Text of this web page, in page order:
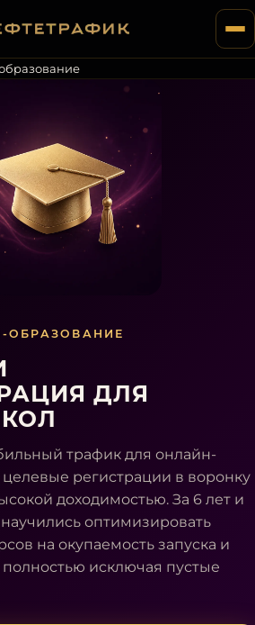
ОБРАЗОВАНИЕ
ДЛЯ
трафик для онлайн-
регистрации в воронку
доходимостью. За 6 лет и
оптимизировать
на окупаемость запуска и
полностью исключая пустые